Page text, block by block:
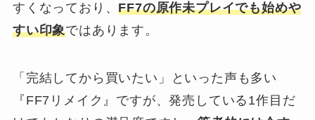
すくなっており、FF7の原作未プレイでも始めや
すい印象ではあります。
「完結してから買いたい」といった声も多い
『FF7リメイク』ですが、発売している1作目だ